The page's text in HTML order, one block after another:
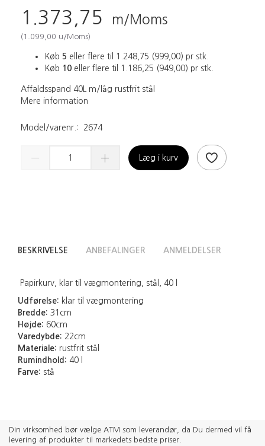
1.373,75 m/Moms
(1.099,00 u/Moms)
Køb 5 eller flere til 1.248,75 (999,00) pr stk.
Køb 10 eller flere til 1.186,25 (949,00) pr stk.
Affaldsspand 40L m/låg rustfrit stål
Mere information
Model/varenr.: 2674
Læg i kurv
BESKRIVELSE ANBEFALINGER ANMELDELSER
Papirkurv, klar til vægmontering, stål, 40 l
Udførelse: klar til vægmontering
Bredde: 31cm
Højde: 60cm
Varedybde: 22cm
Materiale: rustfrit stål
Rumindhold: 40 l
Farve: stå
Din virksomhed bør vælge ATM som leverandør, da Du dermed vil få
levering af produkter til markedets bedste priser.